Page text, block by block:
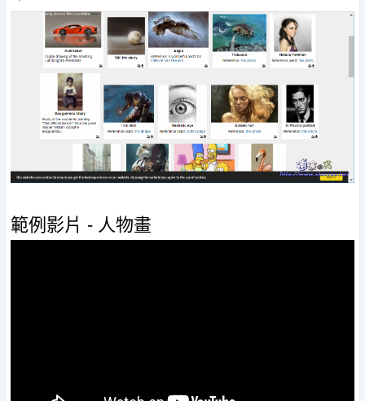
範例影片 - 人物畫